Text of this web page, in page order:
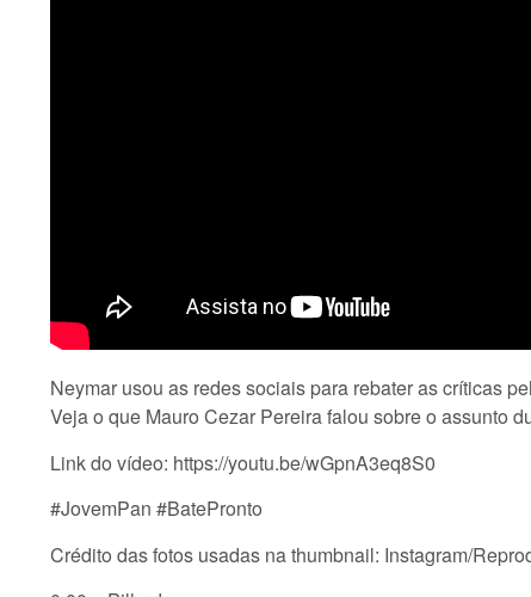
Neymar usou as redes sociais para rebater as críticas
Veja o que Mauro Cezar Pereira falou sobre o assunto
Link do vídeo: https://youtu.be/wGpnA3eq8S0
#JovemPan #BatePronto
Crédito das fotos usadas na thumbnail: Instagram/